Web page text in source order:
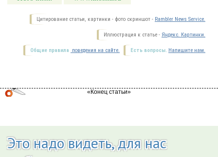
Цитирование статьи, картинки - фото скриншот - Rambler News Service.
Иллюстрация к статье - Яндекс. Картинки.
Есть вопросы. Напишите нам.
Общие правила поведения на сайте.
Это надо видеть, для нас